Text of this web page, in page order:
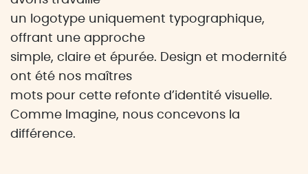
un logotype uniquement typographique,
offrant une approche
simple, claire et épurée. Design et modernité
ont été nos maîtres
mots pour cette refonte d’identité visuelle.
Comme Imagine, nous concevons la
différence.